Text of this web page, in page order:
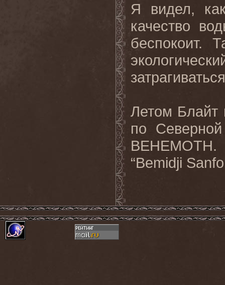
Я видел,
качество
беспокоит.
Летом Блайт
по
BEHEMOTH.
“Bemidji